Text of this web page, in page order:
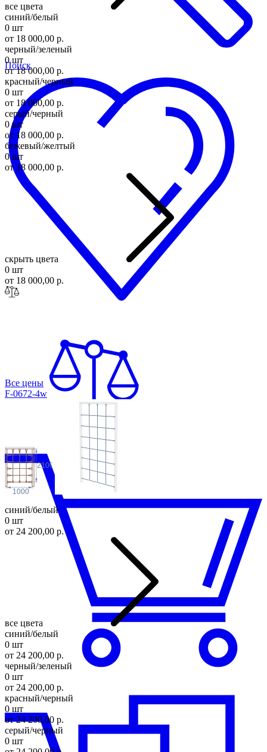
Поиск
все цвета
синий/белый
0 шт
от 18 000,00 р.
черный/зеленый
0 шт
от 18 000,00 р.
красный/черный
0 шт
от 18 000,00 р.
серый/черный
0 шт
от 18 000,00 р.
бежевый/желтый
0 шт
от 18 000,00 р.
скрыть цвета
0 шт
от 18 000,00 р.
Все цены
F-0672-4w
2100
1000
синий/белый
0 шт
от 24 200,00 р.
все цвета
синий/белый
0 шт
от 24 200,00 р.
черный/зеленый
0 шт
от 24 200,00 р.
красный/черный
0 шт
от 24 200,00 р.
серый/черный
0 шт